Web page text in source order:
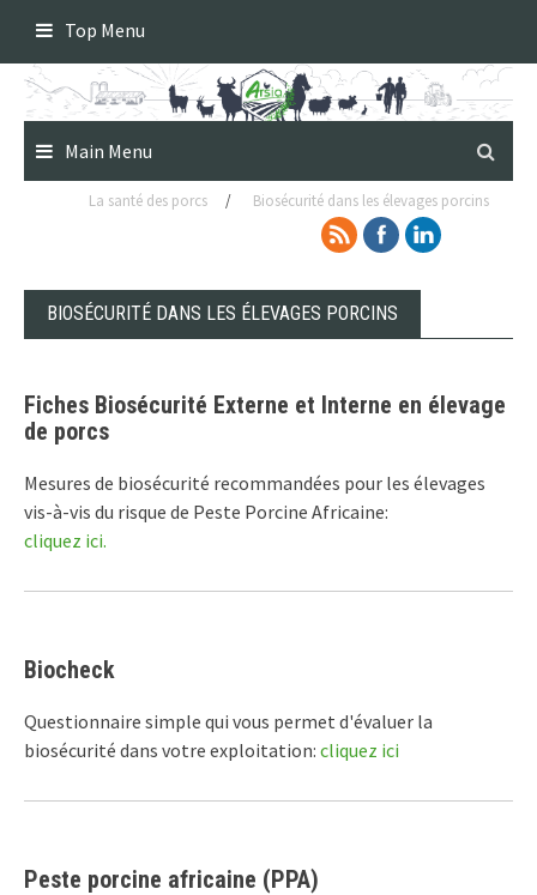
content
Top Menu
Main Menu
La santé des porcs / Biosécurité dans les élevages porcins
BIOSÉCURITÉ DANS LES ÉLEVAGES PORCINS
Fiches Biosécurité Externe et Interne en élevage
de porcs
Mesures de biosécurité recommandées pour les élevages
vis-à-vis du risque de Peste Porcine Africaine:
cliquez ici.
Biocheck
Questionnaire simple qui vous permet d'évaluer la
biosécurité dans votre exploitation: cliquez ici
Peste porcine africaine (PPA)